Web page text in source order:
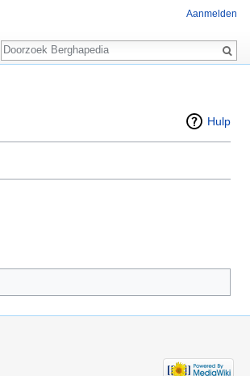
Hulp
Aanmelden
Zoeken